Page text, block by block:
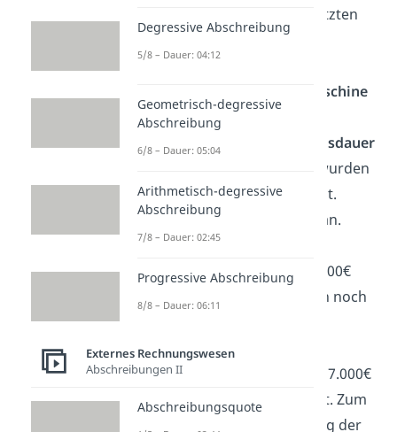
wurde verkauft. In den letzten
Jahren wurden 2.000€
Maschine
fertiggestellt. Ihre
voraussichtliche
Nutzungsdauer
beträgt 10 Jahre. 8.000€ wurden
bereits letztes Jahr gezahlt.
Dieses Jahr fallen 7.000€ an.
Insgesamt betragen die
Anschaffungskosten
15.000€
und die Maschine wurden noch
EinGebäude
Anschaffungskosten
von 7.000€
wurde für 1.600€ verkauft. Zum
Zeitpunkt des Verkaufs lag der
Degressive Abschreibung
5/8 – Dauer: 04:12
Geometrisch-degressive
Abschreibung
6/8 – Dauer: 05:04
Arithmetisch-degressive
Abschreibung
7/8 – Dauer: 02:45
Progressive Abschreibung
8/8 – Dauer: 06:11
Externes Rechnungswesen
Abschreibungen II
Abschreibungsquote